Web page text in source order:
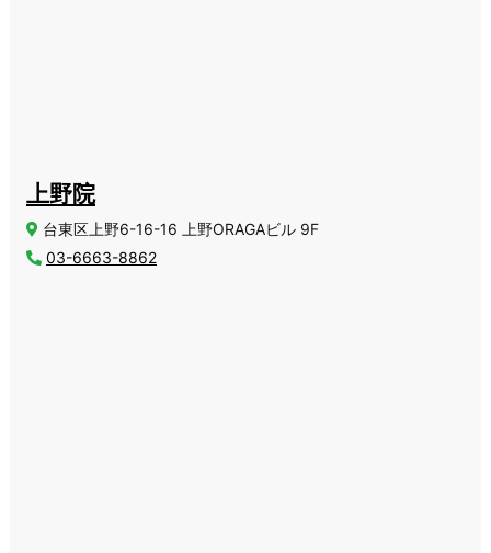
上野院
台東区上野6-16-16 上野ORAGAビル 9F
03-6663-8862